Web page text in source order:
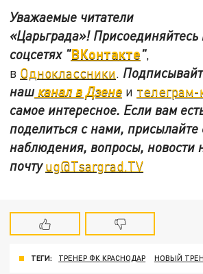
Уважаемые читатели
«Царьграда»! Присоединяйтесь
соцсетях "ВКонтакте",
в Одноклассники.
нашканал в Дзене и телеграм-
самое интересное. Если вам
поделиться с нами, присылайте
наблюдения, вопросы, новости
почтуug@Tsargrad.TV
ТЕГИ: ТРЕНЕР ФК КРАСНОДАР НОВЫЙ